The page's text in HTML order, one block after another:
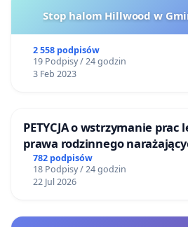
Stop halom Hillwood w
2 558 podpisów
19 Podpisy / 24 godzin
3 Feb 2023
PETYCJA o wstrzymanie prac
prawa
782 podpisów
18 Podpisy / 24 godzin
22 Jul 2026